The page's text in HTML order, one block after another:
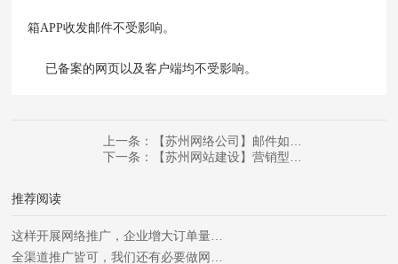
箱APP收发邮件不受影响。
已备案的网页以及客户端均不受影响。
上一条：【苏州网络公司】邮件如…
下一条：【苏州网站建设】营销型…
推荐阅读
这样开展网络推广，企业增大订单量…
全渠道推广皆可，我们还有必要做网…